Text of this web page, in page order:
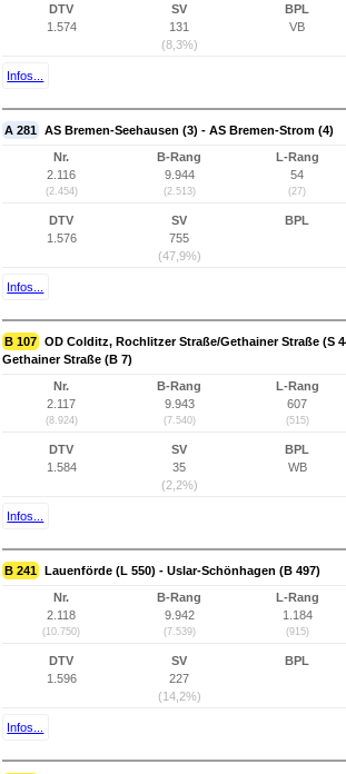
DTV
1.574
SV
131
(8,3%)
BPL
VB
Infos...
A 281 AS Bremen-Seehausen (3) - AS Bremen-Strom (4)
Nr.
2.116
(2.454)
B-Rang
9.944
(2.513)
L-Rang
54
(27)
DTV
1.576
SV
755
(47,9%)
BPL
Infos...
B 107 OD Colditz, Rochlitzer Straße/Gethainer Straße (S
Gethainer Straße (B 7)
Nr.
2.117
(8.924)
B-Rang
9.943
(7.540)
L-Rang
607
(515)
DTV
1.584
SV
35
(2,2%)
BPL
WB
Infos...
B 241 Lauenförde (L 550) - Uslar-Schönhagen (B 497)
Nr.
2.118
(10.750)
B-Rang
9.942
(7.539)
L-Rang
1.184
(915)
DTV
1.596
SV
227
(14,2%)
BPL
Infos...